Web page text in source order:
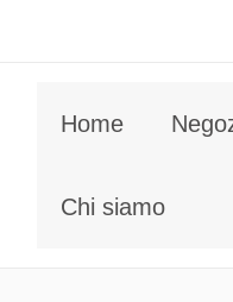
Home
Chi siamo